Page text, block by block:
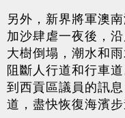
另外，新界將軍澳
加沙肆虐一夜後，
大樹倒塌，潮水和
阻斷人行道和行車
到西貢區議員的訊
道，盡快恢復海濱步